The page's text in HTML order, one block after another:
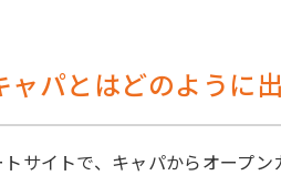
ャパとはどのように
サイトで、キャパからオープ